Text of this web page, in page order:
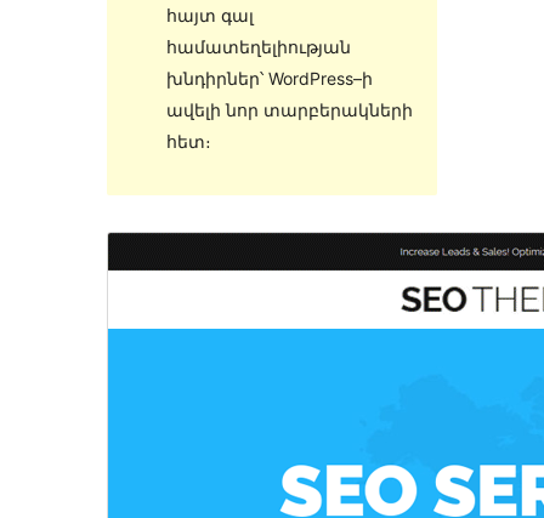
հայտ գալ
համատեղելիության
խնդիրներ՝ WordPress–ի
ավելի նոր տարբերակների
հետ։